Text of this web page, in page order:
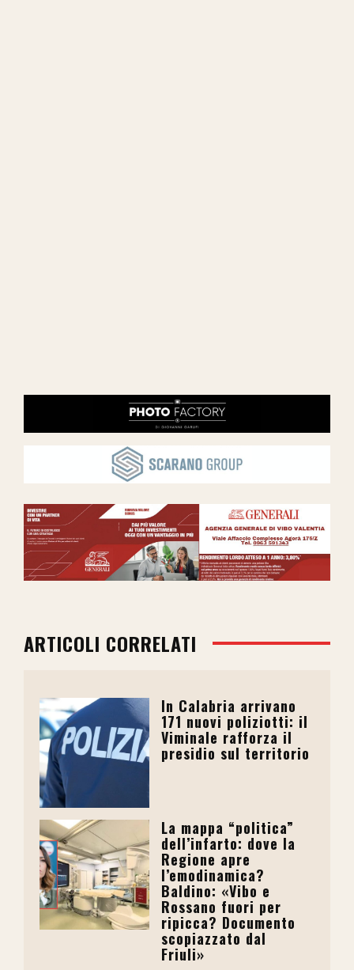
ARTICOLI CORRELATI
In Calabria arrivano
171 nuovi poliziotti: il
Viminale rafforza il
presidio sul territorio
La mappa “politica”
dell’infarto: dove la
Regione apre
l’emodinamica?
Baldino: «Vibo e
Rossano fuori per
ripicca? Documento
scopiazzato dal
Friuli»